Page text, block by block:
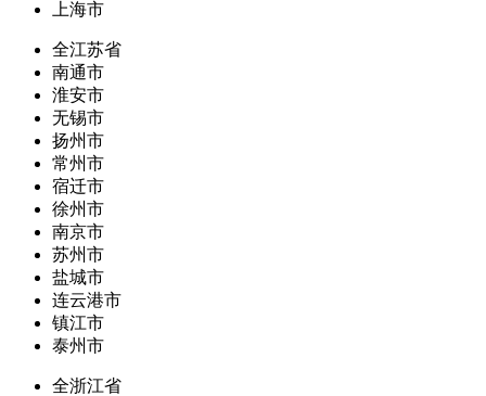
上海市
全江苏省
南通市
淮安市
无锡市
扬州市
常州市
宿迁市
徐州市
南京市
苏州市
盐城市
连云港市
镇江市
泰州市
全浙江省